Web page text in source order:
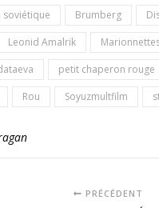
soviétique Brumberg
Leonid Amalrik
petit chaperon rouge
Rou Soyuzmultfilm
PRÉCÉDENT